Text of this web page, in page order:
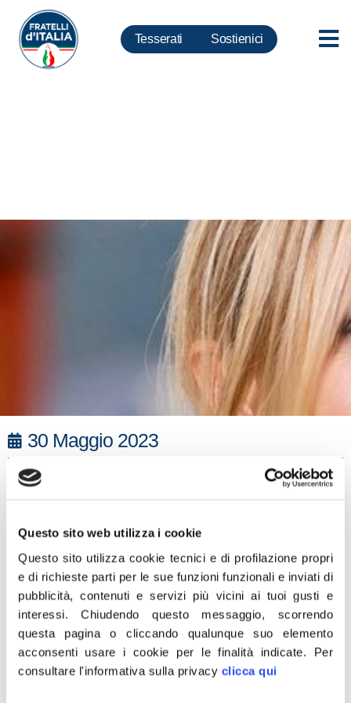
Questo sito web utilizza i cookie
Questo sito utilizza cookie tecnici e di profilazione propri
e di richieste parti per le sue funzioni funzionali e inviati di
pubblicità, contenuti e servizi più vicini ai tuoi gusti e
interessi.Chiudendo questo messaggio, scorrendo
questa pagina o cliccando qualunque suo elemento
acconsenti usare i cookie per le finalità indicate. Per
consultare l'informativa sulla privacy clicca qui
Tesserati Sostienici
30 Maggio 2023
“Il risultato dei ballottaggi è un trionfo per il centrodestra e
un tonfo per la sinistra. Sono state conquistate città della
molto significativa, penso al grande risultato raggiunto in
Sicilia. L’esito dei ballottaggi evidentemente premia la
coalizione in primis ma anche l’azione di governo,
poiché il voto dimostra una omogeneità di consenso
nella nazione. Il Pd a guida Elly Schlein non ha convinto
gli elettori, nemmeno in quelle che erano roccaforti
rosse. Per il Pd, che è primo partito di opposizione, un